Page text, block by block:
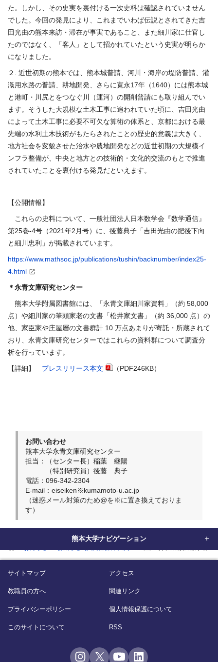
た。しかし、その史実を裏付ける一次史料は確認されていません
でした。今回の発見により、これまでいわば伝説とされてきた吉
田光由の熊本来訪・滞在が事実であること、また細川家に仕官し
たのではなく、「客人」として招かれていたという史実が明らか
になりました。
２
近世初期の熊本では、熊本城普請、河川・海岸の堤防普請、灌
漑用水路の普請、耕地開発、さらに寛永17年（1640）には熊本城
と港町・川尻とをつなぐ川（運河）の開削普請にも取り組んでい
ます。そうした大規模な土木工事に追われていた頃に、吉田光由
によって土木工事に必要不可欠な算術の体系と、京都における最
先端の水利土木技術がもたらされたことの歴史的意義は大きく、
地方社会を変貌させた治水や農地開発などの近世初期の大規模イ
ンフラ整備が、中央と地方との技術的・文化的交流のもとで推進
されていたことを裏付ける発見だといえます。
【公開情報】
これらの史料について、一般社団法人日本数学会『数学通信』
第25巻-4号（2021年2 月号）に、後藤典子「吉田光由の肥後下向
と細川忠利」が掲載されています。
https://www.mathsoc.jp/publications/tushin/backnumber/index25-
4.html
＊永青文庫研究センター
熊本大学附属図書館には、「永青文庫細川家資料」（約 58,000
点）や細川家の筆頭家老の文書「松井家文書」（約 36,000 点）の
他、家臣家や庄屋層の文書群計 10 万点あまりが寄託・所蔵されて
おり、永青文庫研究センターではこれらの資料群について調査分
析を行っています。
【詳細】 プレスリリース本文 （PDF246KB）
お問い合わせ
熊本大学永青文庫研究センター
担当：（センター長）稲葉 継陽
（特別研究員）後藤 典子
電話：096-342-2304
E-mail：eiseiken※kumamoto-u.ac.jp
（迷惑メール対策のため@を※に置き換えておりま
す）
熊本大学ナビゲーション
サイトマップ アクセス
教職員の方へ 関連リンク
プライバシーポリシー 個人情報保護について
このサイトについて RSS